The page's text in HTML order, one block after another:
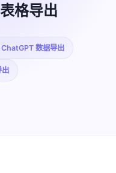
格导出
ChatGPT 数据导出
出